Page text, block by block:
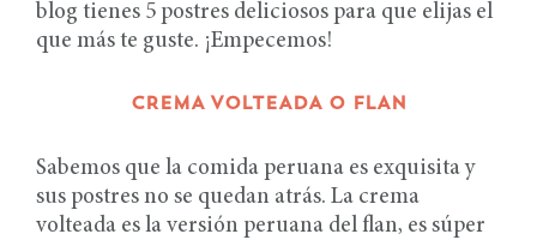
blog tienes 5 postres deliciosos para que elijas el
que más te guste. ¡Empecemos!
CREMA VOLTEADA O FLAN
Sabemos que la comida peruana es exquisita y
sus postres no se quedan atrás. La crema
volteada es la versión peruana del flan, es súper